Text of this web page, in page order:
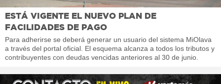
ESTÁ VIGENTE EL NUEVO PLAN DE
FACILIDADES DE PAGO
Para adherirse se deberá generar un usuario del sistema MiOlava
a través del portal oficial. El esquema alcanza a todos los tributos y
contribuyentes con deudas vencidas anteriores al 30 de junio.